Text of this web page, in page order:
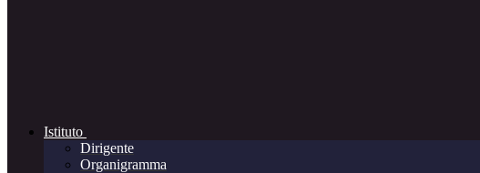
Istituto
Dirigente
Organigramma